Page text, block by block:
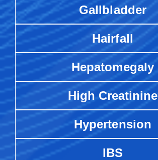
Gallbladder
Hairfall
Hepatomegaly
High Creatinine
Hypertension
IBS